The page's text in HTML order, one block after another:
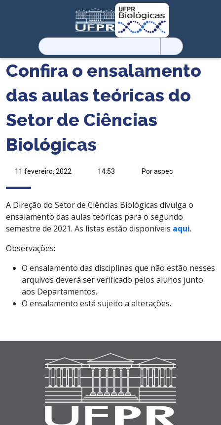
Pesquisar
por:
Confira o ensalamento
das aulas teóricas do
Setor de Ciências
Biológicas
11 fevereiro, 2022 14:53 Por aspec
A Direção do Setor de Ciências Biológicas divulga o
ensalamento das aulas teóricas para o segundo
semestre de 2021. As listas estão disponíveis aqui.
Observações:
O ensalamento das disciplinas que não estão nesses
arquivos deverá ser verificado pelos alunos junto
aos Departamentos.
O ensalamento está sujeito a alterações.